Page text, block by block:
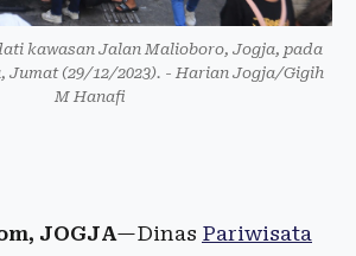
kawasan Jalan Malioboro, Jogja, pada
Jumat (29/12/2023). - Harian Jogja/Gigih
M Hanafi
JOGJA—Dinas Pariwisata